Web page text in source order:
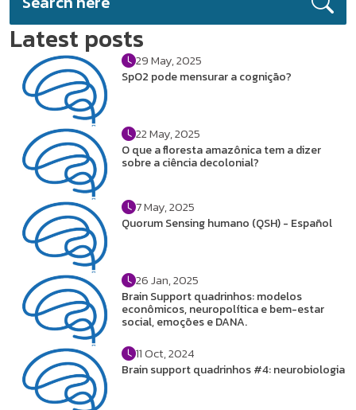
Latest posts
29 May, 2025
SpO2 pode mensurar a cognição?
22 May, 2025
O que a floresta amazônica tem a dizer
sobre a ciência decolonial?
7 May, 2025
Quorum Sensing humano (QSH) - Español
26 Jan, 2025
Brain Support quadrinhos: modelos
econômicos, neuropolítica e bem-estar
social, emoções e DANA.
11 Oct, 2024
Brain support quadrinhos #4: neurobiologia